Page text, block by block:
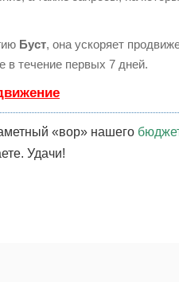
Буст, она ускоряет
в течение первых 7 дней.
«вор» нашего
Удачи!